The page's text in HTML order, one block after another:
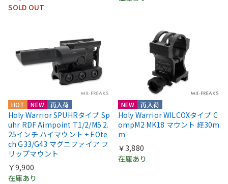
SOLD OUT
HOT NEW 再入荷
Holy Warrior SPUHRタイプ Sp
uhr RDF Aimpoint T1/2/M5 2.
25インチ ハイマウント + EOte
ch G33/G43 マグニファイア フ
リップマウント
￥9,900
在庫あり
NEW 再入荷
Holy Warrior WILCOXタイプ C
ompM2 MK18 マウント 経30m
m
￥3,880
在庫あり